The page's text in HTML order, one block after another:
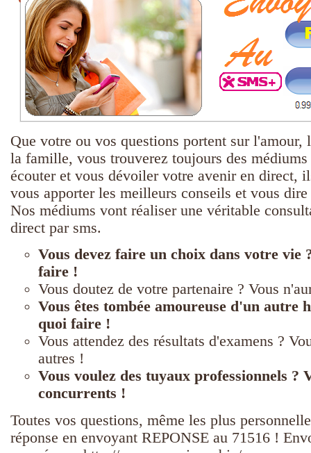
Que votre ou vos questions portent sur
la famille, vous trouverez toujours des
écouter et vous dévoiler votre avenir en direct,
vous apporter les meilleurs conseils et vous
Nos médiums vont réaliser une véritable
direct par sms.
Vous devez faire un choix dans votre vie
faire !
Vous doutez de votre partenaire ? Vous
Vous êtes tombée amoureuse d'un autre
quoi faire !
Vous attendez des résultats d'examens ?
autres !
Vous voulez des tuyaux professionnels ?
concurrents !
Toutes vos questions, même les plus
réponse en envoyant REPONSE au 71516 !